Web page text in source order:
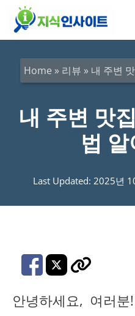
Home » 리뷰 » 내 주변
내 주변 맛
법
Last Updated: 2025년
안녕하세요, 여러